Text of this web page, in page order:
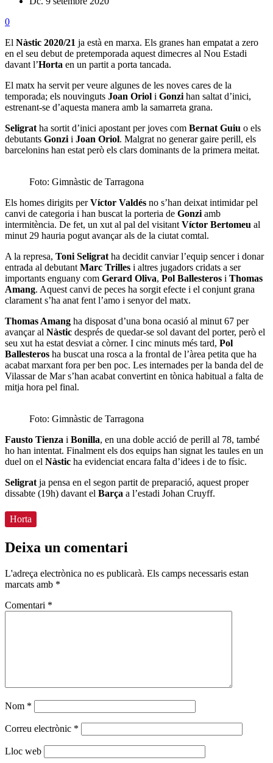
0
El Nàstic 2020/21 ja està en marxa. Els granes han empatat a zero
en el seu debut de pretemporada aquest dimecres al Nou Estadi
davant l’Horta en un partit a porta tancada.
El matx ha servit per veure algunes de les noves cares de la
temporada; els nouvinguts Joan Oriol i Gonzi han saltat d’inici,
estrenant-se d’aquesta manera amb la samarreta grana.
Seligrat ha sortit d’inici apostant per joves com Bernat Guiu o els
debutants Gonzi i Joan Oriol. Malgrat no generar gaire perill, els
barcelonins han estat però els clars dominants de la primera meitat.
Foto: Gimnàstic de Tarragona
Els homes dirigits perVíctor Valdés no s’han deixat intimidar pel
canvi de categoria i han buscat la porteria de Gonzi amb
intermitència. De fet, un xut al pal del visitant Víctor Bertomeu al
minut 29 hauria pogut avançar als de la ciutat comtal.
A la represa, Toni Seligrat ha decidit canviar l’equip sencer i donar
entrada al debutant Marc Trilles i altres jugadors cridats a ser
importants enguany com Gerard Oliva, Pol Ballesteros i Thomas
Amang. Aquest canvi de peces ha sorgit efecte i el conjunt grana
clarament s’ha anat fent l’amo i senyor del matx.
Thomas Amang ha disposat d’una bona ocasió al minut 67 per
avançar al Nàstic després de quedar-se sol davant del porter, però el
seu xut ha estat desviat a còrner. I cinc minuts més tard, Pol
Ballesteros ha buscat una rosca a la frontal de l’àrea petita que ha
acabat marxant fora per ben poc. Les internades per la banda del de
Vilassar de Mar s’han acabat convertint en tònica habitual a falta de
mitja hora pel final.
Foto: Gimnàstic de Tarragona
Fausto Tienza i Bonilla, en una doble acció de perill al 78, també
ho han intentat. Finalment els dos equips han signat les taules en un
duel on el Nàstic ha evidenciat encara falta d’idees i de to físic.
Seligrat ja pensa en el segon partit de preparació, aquest proper
dissabte (19h) davant el Barça a l’estadi Johan Cruyff.
Horta
Deixa un comentari
L'adreça electrònica no es publicarà. Els camps necessaris estan
marcats amb *
Comentari *
Nom *
Correu electrònic *
Lloc web